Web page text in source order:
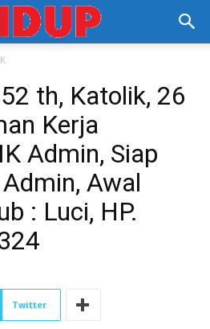
th, Katolik, 26
Kerja
Admin, Siap
Awal
: Luci, HP.
Twitter